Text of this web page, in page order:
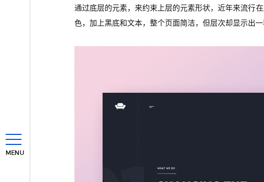
MENU
通过底层的元素，来约束上层的元素形状，近年来流行
色，加上黑底和文本，整个页面简洁，但层次却显示出一